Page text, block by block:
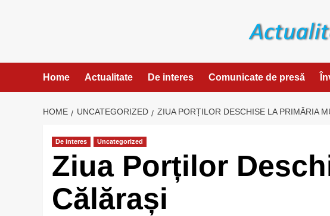
Home Actualitate De interes Comunicate de presă
HOME UNCATEGORIZED ZIUA PORȚILOR DESCHISE LA PRIMĂRIA
De interes Uncategorized
Ziua Porților
Călărași